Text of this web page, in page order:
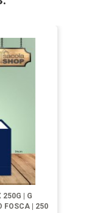
250G | G
FOSCA | 250